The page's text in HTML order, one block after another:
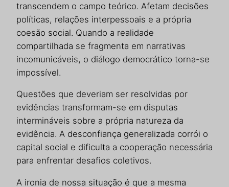
transcendem o campo teórico. Afetam decisões
políticas, relações interpessoais e a própria
coesão social. Quando a realidade
compartilhada se fragmenta em narrativas
incomunicáveis, o diálogo democrático torna-se
impossível.
Questões que deveriam ser resolvidas por
evidências transformam-se em disputas
intermináveis sobre a própria natureza da
evidência. A desconfiança generalizada corrói o
capital social e dificulta a cooperação necessária
para enfrentar desafios coletivos.
A ironia de nossa situação é que a mesma